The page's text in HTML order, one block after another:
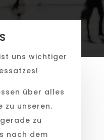
uns wichtiger
über alles
zu unseren.
zu
nach dem